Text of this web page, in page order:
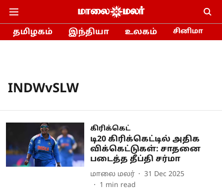
தமிழகம் இந்தியா உலகம் சினிமா
INDWvSLW
கிரிக்கெட்
டி20 கிரிக்கெட்டில் அதிக
விக்கெட்டுகள்: சாதனை
படைத்த தீப்தி சர்மா
மாலை மலர்
31 Dec 2025
1 min read